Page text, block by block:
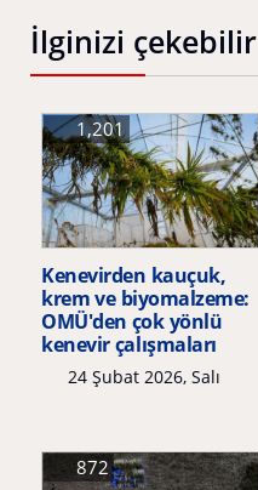
İlginizi çekebilir
Kenevirden kauçuk,
krem ve biyomalzeme:
OMÜ'den çok yönlü
kenevir çalışmaları
24 Şubat 2026, Salı
1,201
872